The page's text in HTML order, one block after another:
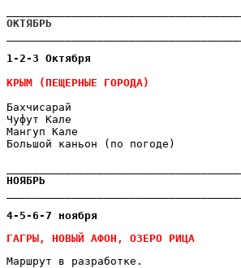
ОКТЯБРЬ
1-2-3 Октября
Бахчисарай
Чуфут Кале
Мангуп Кале
Большой каньон (по погоде)
НОЯБРЬ
ГАГРЫ, НОВЫЙ АФОН, ОЗЕРО РИЦА
Маршрут в разработке.